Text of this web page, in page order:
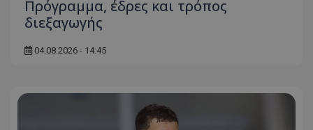
Πρόγραμμα, έδρες και τρόπος
διεξαγωγής
04.08.2026 - 14:45